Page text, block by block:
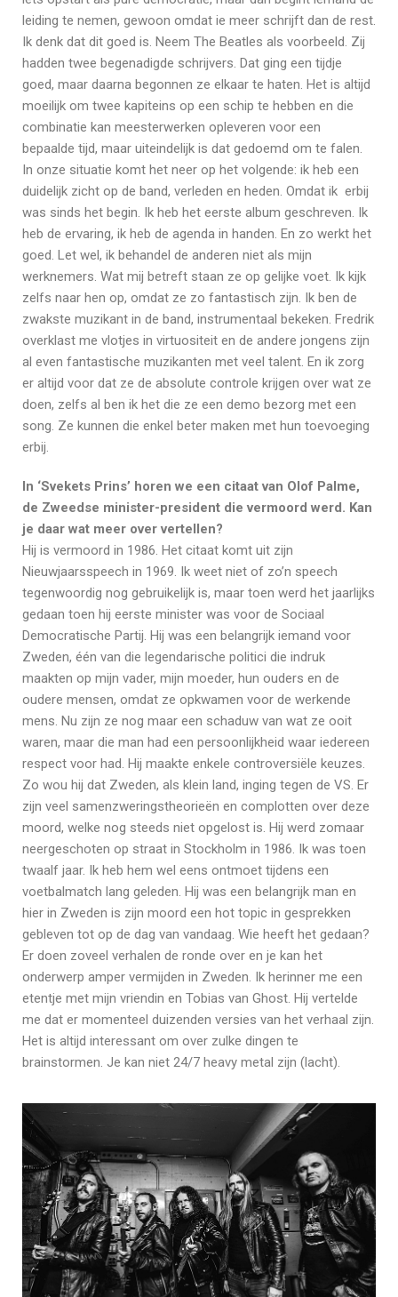
leiding te nemen, gewoon omdat ie meer schrijft dan de rest.
Ik denk dat dit goed is. Neem The Beatles als voorbeeld. Zij
hadden twee begenadigde schrijvers. Dat ging een tijdje
goed, maar daarna begonnen ze elkaar te haten. Het is altijd
moeilijk om twee kapiteins op een schip te hebben en die
combinatie kan meesterwerken opleveren voor een
bepaalde tijd, maar uiteindelijk is dat gedoemd om te falen.
In onze situatie komt het neer op het volgende: ik heb een
duidelijk zicht op de band, verleden en heden. Omdat ik erbij
was sinds het begin. Ik heb het eerste album geschreven. Ik
heb de ervaring, ik heb de agenda in handen. En zo werkt het
goed. Let wel, ik behandel de anderen niet als mijn
werknemers. Wat mij betreft staan ze op gelijke voet. Ik kijk
zelfs naar hen op, omdat ze zo fantastisch zijn. Ik ben de
zwakste muzikant in de band, instrumentaal bekeken. Fredrik
overklast me vlotjes in virtuositeit en de andere jongens zijn
al even fantastische muzikanten met veel talent. En ik zorg
er altijd voor dat ze de absolute controle krijgen over wat ze
doen, zelfs al ben ik het die ze een demo bezorg met een
song. Ze kunnen die enkel beter maken met hun toevoeging
erbij.
In ‘Svekets Prins’ horen we een citaat van Olof Palme,
de Zweedse minister-president die vermoord werd. Kan
je daar wat meer over vertellen?
Hij is vermoord in 1986. Het citaat komt uit zijn
Nieuwjaarsspeech in 1969. Ik weet niet of zo’n speech
tegenwoordig nog gebruikelijk is, maar toen werd het jaarlijks
gedaan toen hij eerste minister was voor de Sociaal
Democratische Partij. Hij was een belangrijk iemand voor
Zweden, één van die legendarische politici die indruk
maakten op mijn vader, mijn moeder, hun ouders en de
oudere mensen, omdat ze opkwamen voor de werkende
mens. Nu zijn ze nog maar een schaduw van wat ze ooit
waren, maar die man had een persoonlijkheid waar iedereen
respect voor had. Hij maakte enkele controversiële keuzes.
Zo wou hij dat Zweden, als klein land, inging tegen de VS. Er
zijn veel samenzweringstheorieën en complotten over deze
moord, welke nog steeds niet opgelost is. Hij werd zomaar
neergeschoten op straat in Stockholm in 1986. Ik was toen
twaalf jaar. Ik heb hem wel eens ontmoet tijdens een
voetbalmatch lang geleden. Hij was een belangrijk man en
hier in Zweden is zijn moord een hot topic in gesprekken
gebleven tot op de dag van vandaag. Wie heeft het gedaan?
Er doen zoveel verhalen de ronde over en je kan het
onderwerp amper vermijden in Zweden. Ik herinner me een
etentje met mijn vriendin en Tobias van Ghost. Hij vertelde
me dat er momenteel duizenden versies van het verhaal zijn.
Het is altijd interessant om over zulke dingen te
brainstormen. Je kan niet 24/7 heavy metal zijn (lacht).